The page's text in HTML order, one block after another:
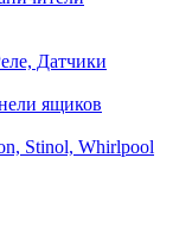
Датчики
ящиков
Stinol, Whirlpool